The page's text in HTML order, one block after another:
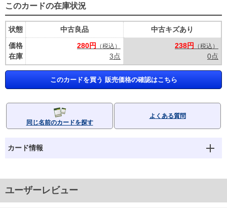
このカードの在庫状況
状態
価格
在庫
中古良品
280円
（税込）
3点
中古キズあり
238円
（税込）
0点
このカードを買う 販売価格の確認はこちら
同じ名前のカードを探す
よくある質問
カード情報
ユーザーレビュー